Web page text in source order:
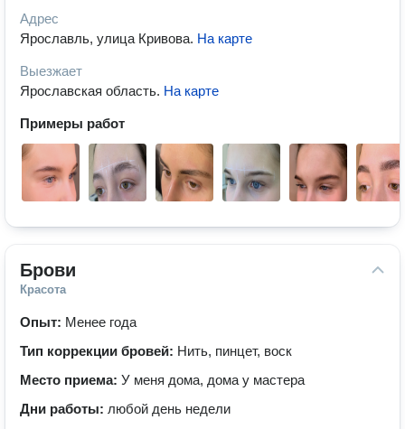
Адрес
Ярославль, улица Кривова. На карте
Выезжает
Ярославская область. На карте
Примеры работ
Брови
Красота
Опыт: Менее года
Тип коррекции бровей: Нить, пинцет, воск
Место приема: У меня дома, дома у мастера
Дни работы: любой день недели